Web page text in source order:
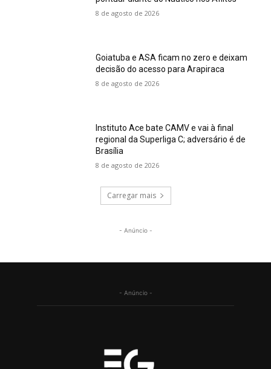
8 de agosto de 2026
Goiatuba e ASA ficam no zero e deixam
decisão do acesso para Arapiraca
8 de agosto de 2026
Instituto Ace bate CAMV e vai à final
regional da Superliga C; adversário é de
Brasília
8 de agosto de 2026
Carregar mais
- Anúncio -
- Anúncio -